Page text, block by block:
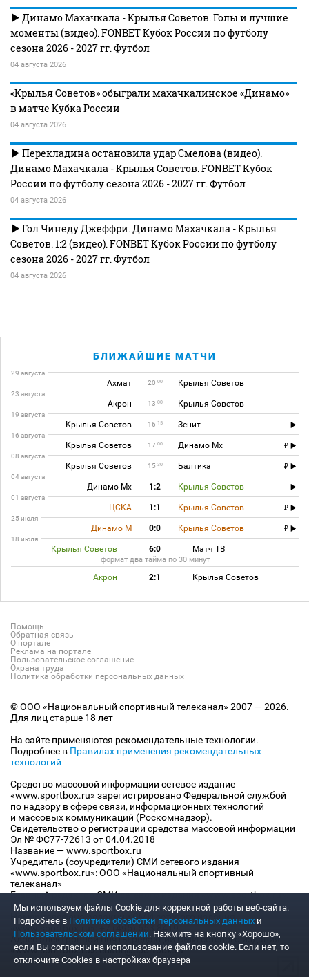
Динамо Махачкала - Крылья Советов. Голы и лучшие
моменты (видео). FONBET Кубок России по футболу
сезона 2026 - 2027 гг. Футбол
04 августа 2026
«Крылья Советов» обыграли махачкалинское «Динамо»
в матче Кубка России
04 августа 2026
Перекладина остановила удар Смелова (видео).
Динамо Махачкала - Крылья Советов. FONBET Кубок
России по футболу сезона 2026 - 2027 гг. Футбол
04 августа 2026
Гол Чинеду Джеффри. Динамо Махачкала - Крылья
Советов. 1:2 (видео). FONBET Кубок России по футболу
сезона 2026 - 2027 гг. Футбол
04 августа 2026
БЛИЖАЙШИЕ МАТЧИ
29 августа
Ахмат 20 00 Крылья Советов
23 августа
Акрон 13 00 Крылья Советов
19 августа
Крылья Советов 16 15 Зенит
16 августа
Крылья Советов 17 00 Динамо Мх
08 августа
Крылья Советов 15 30 Балтика
04 августа
Динамо Мх 1:2 Крылья Советов
01 августа
ЦСКА 1:1 Крылья Советов
25 июля
Динамо М 0:0 Крылья Советов
18 июля
Крылья Советов 6:0 Матч ТВ
формат два тайма по 30 минут
Акрон 2:1 Крылья Советов
Помощь
Обратная связь
О портале
Реклама на портале
Пользовательское соглашение
Охрана труда
Политика обработки персональных данных
© ООО «Национальный спортивный телеканал» 2007 — 2026.
Для лиц старше 18 лет
На сайте применяются рекомендательные технологии.
Подробнее в Правилах применения рекомендательных
технологий
Средство массовой информации сетевое издание
«www.sportbox.ru» зарегистрировано Федеральной службой
по надзору в сфере связи, информационных технологий
и массовых коммуникаций (Роскомнадзор).
Свидетельство о регистрации средства массовой информации
Эл № ФС77-72613 от 04.04.2018
Название — www.sportbox.ru
Учредитель (соучредители) СМИ сетевого издания
«www.sportbox.ru»: ООО «Национальный спортивный
телеканал»
Главный редактор СМИ сетевого издания «www.sportbox.ru»:
Конов В.А.
Номер телефона редакции СМИ сетевого издания
«www.sportbox.ru»: +7 (495) 653 8419
Адрес электронной почты редакции СМИ сетевого издания
«www.sportbox.ru»: editor@sportbox.ru
Мы используем файлы Сookie для корректной работы веб-сайта.
Подробнее в Политике обработки персональных данных и
Пользовательском соглашении. Нажмите на кнопку «Хорошо»,
если Вы согласны на использование файлов cookie. Если нет, то
отключите Cookies в настройках браузера